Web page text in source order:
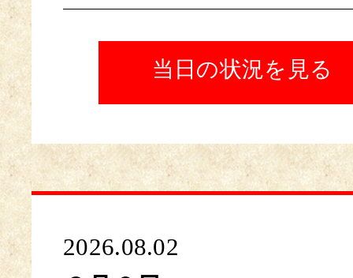
当日の状況を見る
2026.08.02